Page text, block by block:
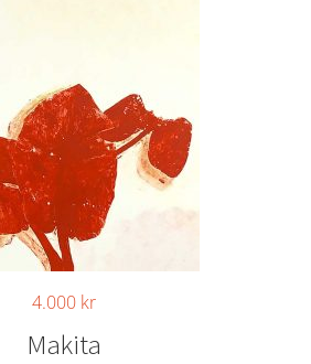
4.000 kr
Makita